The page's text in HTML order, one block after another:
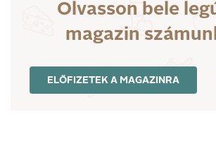
Olvasson bele
magazin
ELŐFIZETEK A MAGAZINRA